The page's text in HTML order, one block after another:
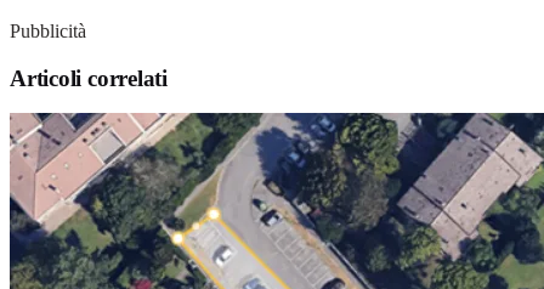
Pubblicità
Articoli correlati